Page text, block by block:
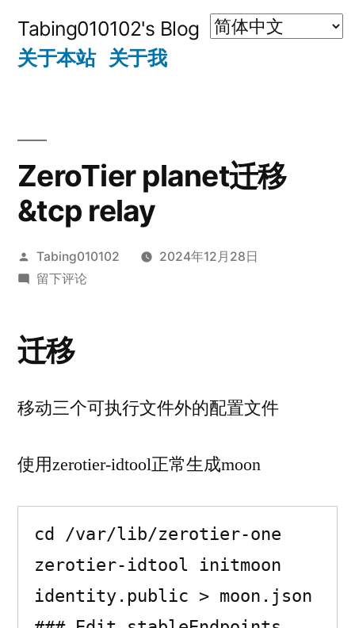
Tabing010102's Blog
关于本站
关于我
ZeroTier planet迁移
&tcp relay
发
布
Tabing010102
2024年12月28日
于
迁
移
relay
留下评论
迁移
移动三个可执行文件外的配置文件
使用zerotier-idtool正常生成moon
cd /var/lib/zerotier-one
zerotier-idtool initmoon
identity.public > moon.json